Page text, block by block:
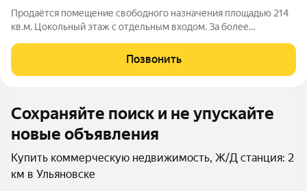
Продаётся помещение свободного назначения площадью 214
кв.м. Цокольный этаж с отдельным входом. За более
в объявлении, или напишите сообщение в любое удобное для
вас время.
Позвонить
Сохраняйте поиск и не упускайте
новые объявления
Купить коммерческую недвижимость, Ж/Д станция: 2
км в Ульяновске